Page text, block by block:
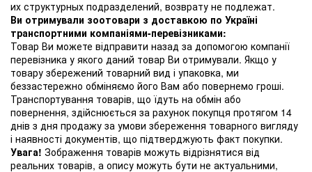
их структурных подразделений, возврату не подлежат.
Ви отримували зоотовари з доставкою по Україні
транспортними компаніями-перевізниками:
Товар Ви можете відправити назад за допомогою компанії
перевізника у якого даний товар Ви отримували. Якщо у
товару збережений товарний вид і упаковка, ми
беззастережно обміняємо його Вам або повернемо гроші.
Транспортування товарів, що їдуть на обмін або
повернення, здійснюється за рахунок покупця протягом 14
днів з дня продажу за умови збереження товарного вигляду
і наявності документів, що підтверджують факт покупки.
Увага! Зображення товарів можуть відрізнятися від
реальних товарів, а опису можуть бути не актуальними,